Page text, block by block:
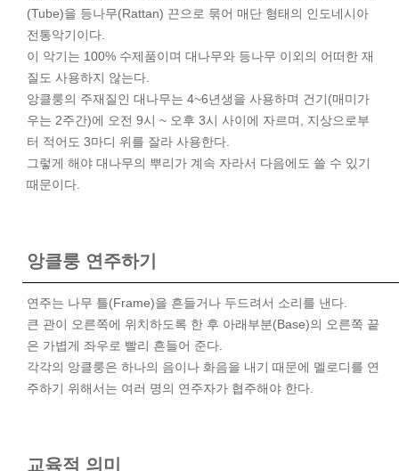
(Tube)을 등나무(Rattan) 끈으로 묶어 매단 형태의 인도네시아
전통악기이다.
이 악기는 100% 수제품이며 대나무와 등나무 이외의 어떠한 재
질도 사용하지 않는다.
앙클룽의 주재질인 대나무는 4~6년생을 사용하며 건기(매미가
우는 2주간)에 오전 9시 ~ 오후 3시 사이에 자르며, 지상으로부
터 적어도 3마디 위를 잘라 사용한다.
그렇게 해야 대나무의 뿌리가 계속 자라서 다음에도 쓸 수 있기
때문이다.
앙클룽 연주하기
연주는 나무 틀(Frame)을 흔들거나 두드려서 소리를 낸다.
큰 관이 오른쪽에 위치하도록 한 후 아래부분(Base)의 오른쪽 끝
은 가볍게 좌우로 빨리 흔들어 준다.
각각의 앙클룽은 하나의 음이나 화음을 내기 때문에 멜로디를 연
주하기 위해서는 여러 명의 연주자가 협주해야 한다.
교육적 의미